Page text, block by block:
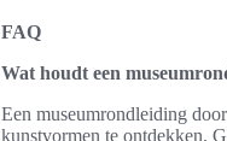
FAQ
Wat houdt een
Een museumrondleiding
kunstvormen te ontdekken.